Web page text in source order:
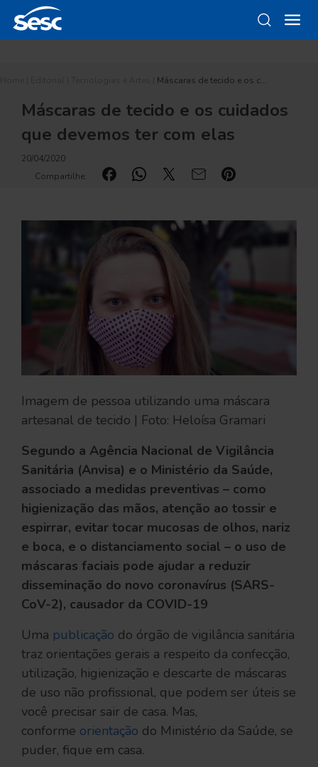
Máscaras de tecido e os c…
Máscaras de tecido e os cuidados
que devemos ter com elas
20/04/2020
Compartilhe:
Imagem de pessoa utilizando uma máscara
artesanal de tecido | Foto: Heloísa Gramari
Segundo a Agência Nacional de Vigilância
Sanitária (Anvisa) e o Ministério da Saúde,
associado a medidas preventivas – como
higienização das mãos, atenção ao tossir e
espirrar, evitar tocar mucosas de olhos, nariz
e boca, e o distanciamento social – o uso de
máscaras faciais pode ajudar a reduzir
disseminação do novo coronavírus (SARS-
CoV-2), causador da COVID-19
Uma publicação do órgão de vigilância sanitária
traz orientações gerais a respeito da confecção,
utilização, higienização e descarte de máscaras
de uso não profissional, que podem ser úteis se
você precisar sair de casa. Mas,
conforme orientação do Ministério da Saúde, se
puder, fique em casa.